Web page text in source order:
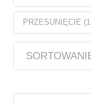
PRZESUNIĘCIE